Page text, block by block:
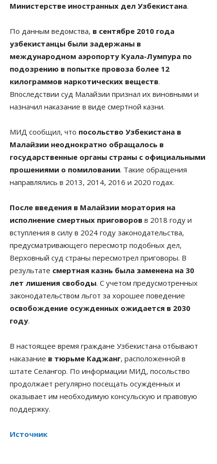
Министерстве иностранных дел Узбекистана.
По данным ведомства, в сентябре 2010 года
узбекистанцы были задержаны в
международном аэропорту Куала-Лумпура по
подозрению в попытке провоза более 12
килограммов наркотических веществ.
Впоследствии суд Малайзии признал их виновными и
назначил наказание в виде смертной казни.
МИД сообщил, что посольство Узбекистана в
Малайзии неоднократно обращалось в
государственные органы страны с официальными
прошениями о помиловании. Такие обращения
направлялись в 2013, 2014, 2016 и 2020 годах.
После введения в Малайзии моратория на
исполнение смертных приговоров в 2018 году и
вступления в силу в 2024 году законодательства,
предусматривающего пересмотр подобных дел,
Верховный суд страны пересмотрел приговоры. В
результате смертная казнь была заменена на 30
лет лишения свободы. С учетом предусмотренных
законодательством льгот за хорошее поведение
освобождение осужденных ожидается в 2030
году.
В настоящее время граждане Узбекистана отбывают
наказание в тюрьме Каджанг, расположенной в
штате Селангор. По информации МИД, посольство
продолжает регулярно посещать осужденных и
оказывает им необходимую консульскую и правовую
поддержку.
Источник